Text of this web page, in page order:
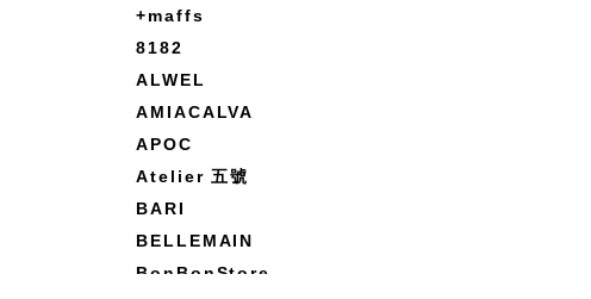
+maffs
8182
ALWEL
AMIACALVA
APOC
Atelier 五號
BARI
BELLEMAIN
BonBonStore